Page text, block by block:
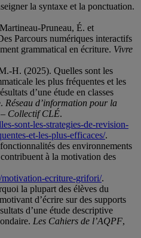
la syntaxe et la ponctuation.
Pruneau, É. et
Parcours numériques interactifs
grammatical en écriture. Vivre
H. (2025). Quelles sont les
les plus fréquentes et les
d’une étude en classes
Réseau d’information pour la
– Collectif CLÉ.
sont-les-strategies-de-revision-
et-les-plus-efficaces/.
des environnements
à la motivation des
motivation-ecriture-grifori/.
la plupart des élèves du
d’écrire sur des supports
d’une étude descriptive
Les Cahiers de l’AQPF,